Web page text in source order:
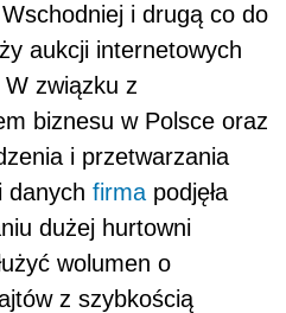
i drugą co do
aukcji internetowych
związku z
biznesu w Polsce oraz
i przetwarzania
danych firma podjęła
dużej hurtowni
wolumen o
z szybkością